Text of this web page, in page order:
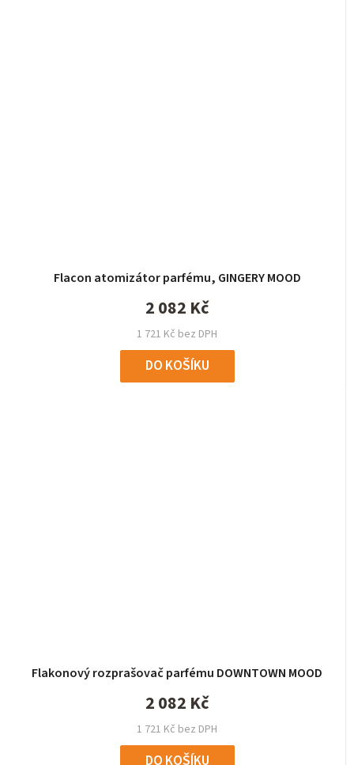
Flacon atomizátor parfému, GINGERY MOOD
1 721 Kč bez DPH
2 082 Kč
DO KOŠÍKU
Flakonový rozprašovač parfému DOWNTOWN MOOD
1 721 Kč bez DPH
2 082 Kč
DO KOŠÍKU